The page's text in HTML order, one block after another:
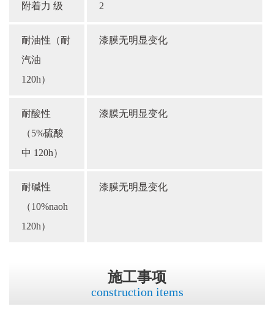
附着力 级 2
耐油性（耐
汽油
120h）
漆膜无明显变化
耐酸性
（5%硫酸
中 120h）
漆膜无明显变化
耐碱性
（10%naoh
120h）
漆膜无明显变化
施工事项
construction items